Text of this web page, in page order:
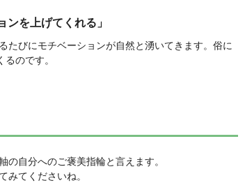
を上げてくれる」
たびにモチベーションが自然と湧いてきます。俗に
のです。
自分へのご褒美指輪と言えます。
てくださいね。